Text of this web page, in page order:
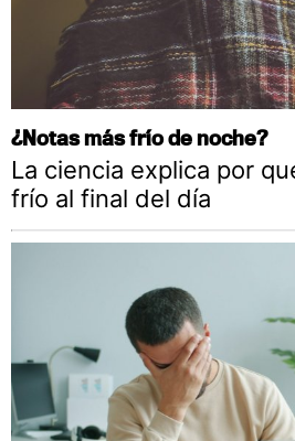
¿Notas más frío de noche?
La ciencia explica por
frío al final del día